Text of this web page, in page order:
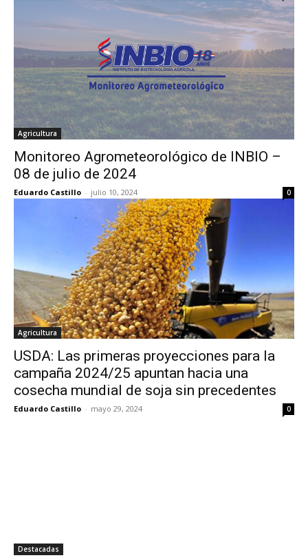
Agricultura
Monitoreo Agrometeorológico de INBIO –
08 de julio de 2024
Eduardo Castillo - julio 10, 2024 0
Agricultura
USDA: Las primeras proyecciones para la
campaña 2024/25 apuntan hacia una
cosecha mundial de soja sin precedentes
Eduardo Castillo - mayo 29, 2024 0
Destacadas